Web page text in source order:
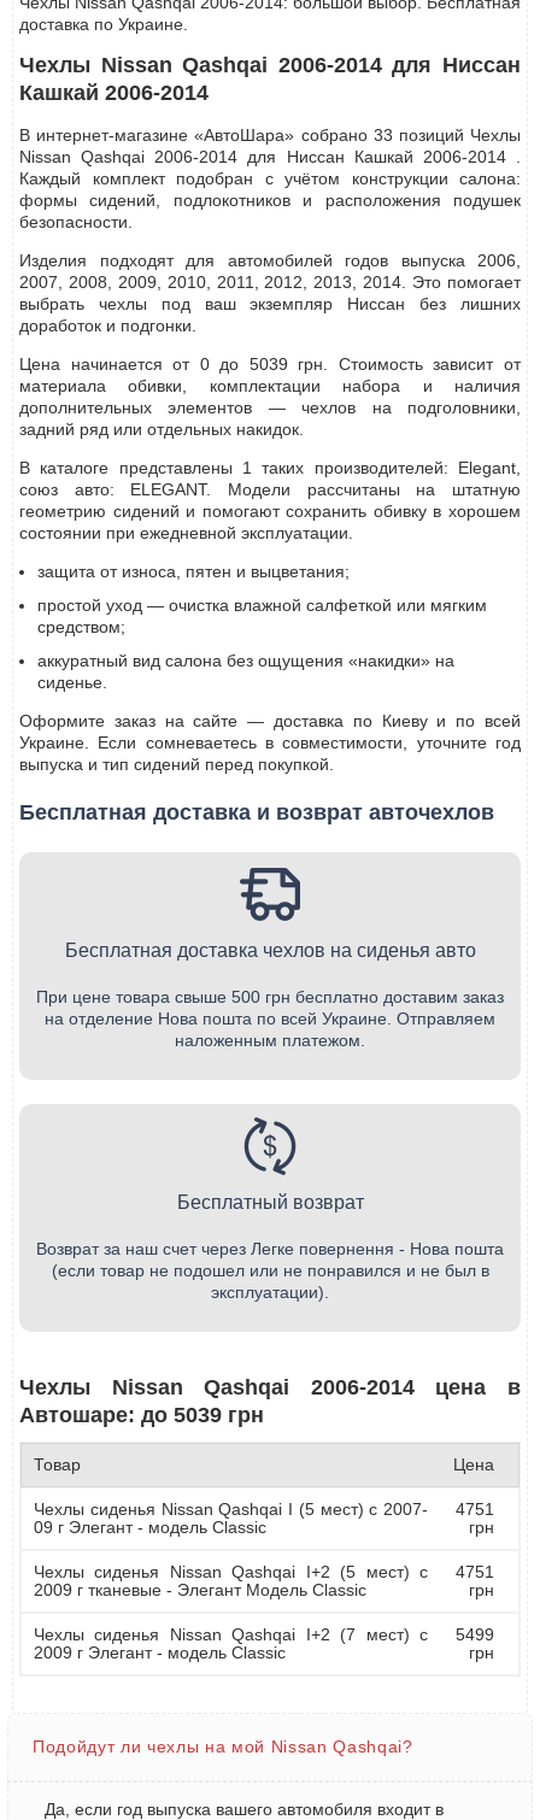
доставка по Украине.
Чехлы Nissan Qashqai 2006-2014 для Ниссан
Кашкай 2006-2014
В интернет-магазине «АвтоШара» собрано 33 позиций Чехлы
Nissan Qashqai 2006-2014 для Ниссан Кашкай 2006-2014 .
Каждый комплект подобран с учётом конструкции салона:
формы сидений, подлокотников и расположения подушек
безопасности.
Изделия подходят для автомобилей годов выпуска 2006,
2007, 2008, 2009, 2010, 2011, 2012, 2013, 2014. Это помогает
выбрать чехлы под ваш экземпляр Ниссан без лишних
доработок и подгонки.
Цена начинается от 0 до 5039 грн. Стоимость зависит от
материала обивки, комплектации набора и наличия
дополнительных элементов — чехлов на подголовники,
задний ряд или отдельных накидок.
В каталоге представлены 1 таких производителей: Elegant,
союз авто: ELEGANT. Модели рассчитаны на штатную
геометрию сидений и помогают сохранить обивку в хорошем
состоянии при ежедневной эксплуатации.
защита от износа, пятен и выцветания;
простой уход — очистка влажной салфеткой или мягким
средством;
аккуратный вид салона без ощущения «накидки» на
сиденье.
Оформите заказ на сайте — доставка по Киеву и по всей
Украине. Если сомневаетесь в совместимости, уточните год
выпуска и тип сидений перед покупкой.
Бесплатная доставка и возврат авточехлов
Бесплатная доставка чехлов на сиденья авто
При цене товара свыше 500 грн бесплатно доставим заказ
на отделение Нова пошта по всей Украине. Отправляем
наложенным платежом.
Бесплатный возврат
Возврат за наш счет через Легке повернення - Нова пошта
(если товар не подошел или не понравился и не был в
эксплуатации).
Чехлы Nissan Qashqai 2006-2014 цена в
Автошаре: до 5039 грн
Товар Цена
Чехлы сиденья Nissan Qashqai I (5 мест) c 2007-
09 г Элегант - модель Classic
4751
грн
Чехлы сиденья Nissan Qashqai I+2 (5 мест) c
2009 г тканевые - Элегант Модель Classic
4751
грн
Чехлы сиденья Nissan Qashqai I+2 (7 мест) c
2009 г Элегант - модель Classic
5499
грн
Подойдут ли чехлы на мой Nissan Qashqai?
Да, если год выпуска вашего автомобиля входит в